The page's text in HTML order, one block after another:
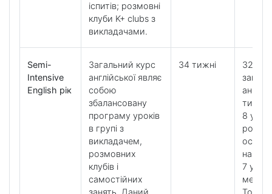
іспитів; розмовні
клуби K+ clubs з
викладачами.
Semi-
Intensive
English рік
Загальний курс
англійської являє
собою
збалансовану
програму уроків
в групі з
викладачем,
розмовних
клубів і
самостійних
занять. Даний
34 тижні
32
8
7
Tools і